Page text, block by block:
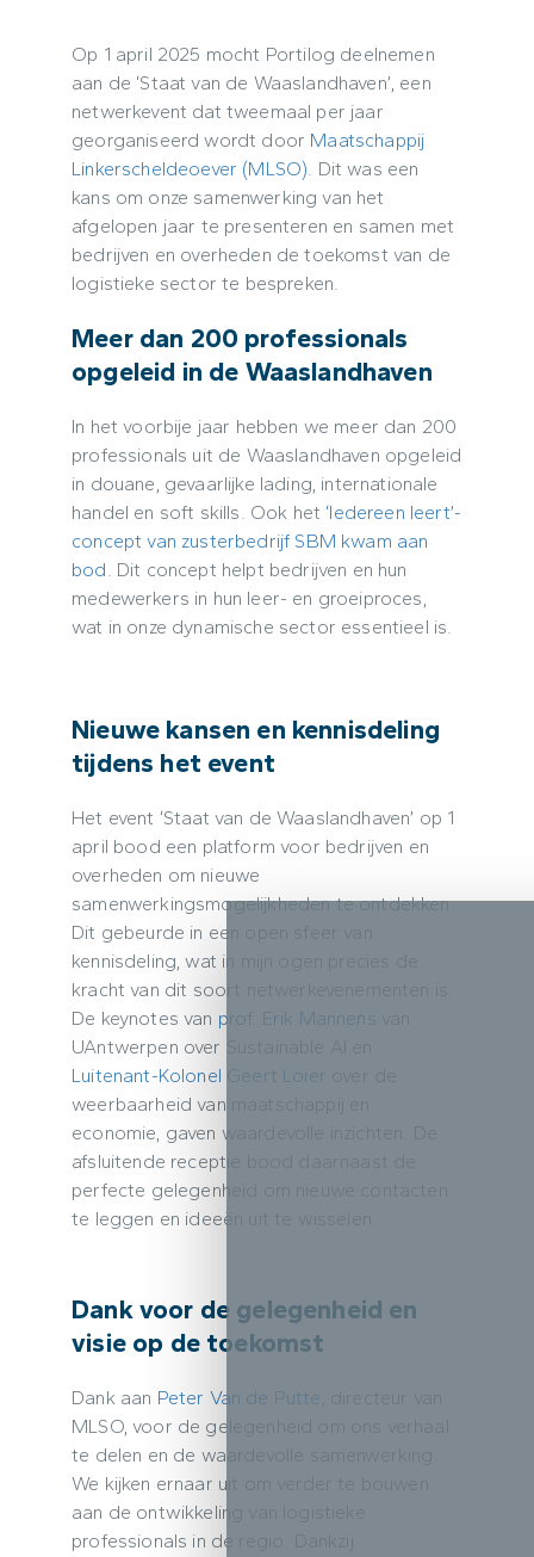
Op 1 april 2025 mocht Portilog deelnemen
aan de ‘Staat van de Waaslandhaven’, een
netwerkevent dat tweemaal per jaar
georganiseerd wordt door Maatschappij
Linkerscheldeoever (MLSO). Dit was een
kans om onze samenwerking van het
afgelopen jaar te presenteren en samen met
bedrijven en overheden de toekomst van de
logistieke sector te bespreken.
Meer dan 200 professionals
opgeleid in de Waaslandhaven
In het voorbije jaar hebben we meer dan 200
professionals uit de Waaslandhaven opgeleid
in douane, gevaarlijke lading, internationale
handel en soft skills. Ook het ‘Iedereen leert’-
concept van zusterbedrijf SBM kwam aan
bod. Dit concept helpt bedrijven en hun
medewerkers in hun leer- en groeiproces,
wat in onze dynamische sector essentieel is.
Nieuwe kansen en kennisdeling
tijdens het event
Het event ‘Staat van de Waaslandhaven’ op 1
april bood een platform voor bedrijven en
overheden om nieuwe
samenwerkingsmogelijkheden te ontdekken.
Dit gebeurde in een open sfeer van
kennisdeling, wat in mijn ogen precies de
kracht van dit soort netwerkevenementen is.
De keynotes van prof. Erik Mannens
UAntwerpen over Sustainable AI en
Luitenant-Kolonel Geert Loier
weerbaarheid van maatschappij en
economie, gaven waardevolle inzichten. De
afsluitende receptie bood daarnaast de
perfecte gelegenheid om nieuwe contacten
te leggen en ideeën uit te wisselen.
Dank voor de gelegenheid en
visie op de toekomst
Dank aan Peter Van de Putte
MLSO, voor de gelegenheid om ons verhaal
te delen en de waardevolle samenwerking.
We kijken ernaar uit om verder te bouwen
aan de ontwikkeling van logistieke
professionals in de regio. Dankzij